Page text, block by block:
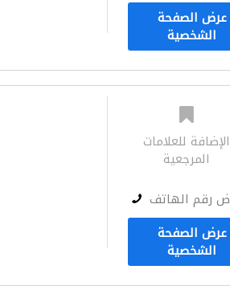
عرض الصفحة
الشخصية
الإضافة للعلامات
المرجعية
رقم الهاتف
عرض الصفحة
الشخصية